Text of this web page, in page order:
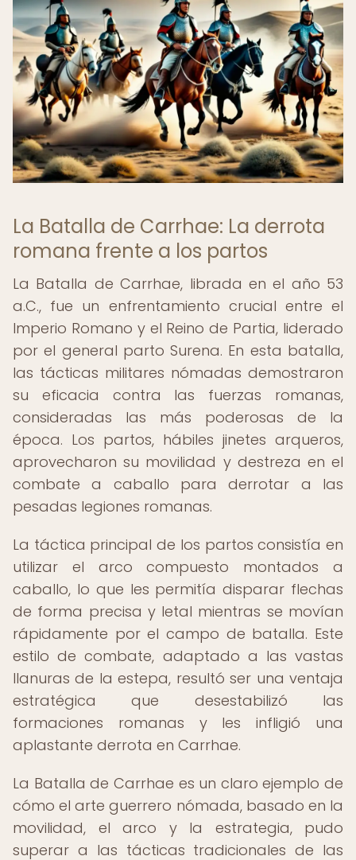
La Batalla de Carrhae: La derrota
romana frente a los partos
La Batalla de Carrhae, librada en el año 53
a.C., fue un enfrentamiento crucial entre el
Imperio Romano y el Reino de Partia, liderado
por el general parto Surena. En esta batalla,
las tácticas militares nómadas demostraron
su eficacia contra las fuerzas romanas,
consideradas las más poderosas de la
época. Los partos, hábiles jinetes arqueros,
aprovecharon su movilidad y destreza en el
combate a caballo para derrotar a las
pesadas legiones romanas.
La táctica principal de los partos consistía en
utilizar el arco compuesto montados a
caballo, lo que les permitía disparar flechas
de forma precisa y letal mientras se movían
rápidamente por el campo de batalla. Este
estilo de combate, adaptado a las vastas
llanuras de la estepa, resultó ser una ventaja
estratégica que desestabilizó las
formaciones romanas y les infligió una
aplastante derrota en Carrhae.
La Batalla de Carrhae es un claro ejemplo de
cómo el arte guerrero nómada, basado en la
movilidad, el arco y la estrategia, pudo
superar a las tácticas tradicionales de las